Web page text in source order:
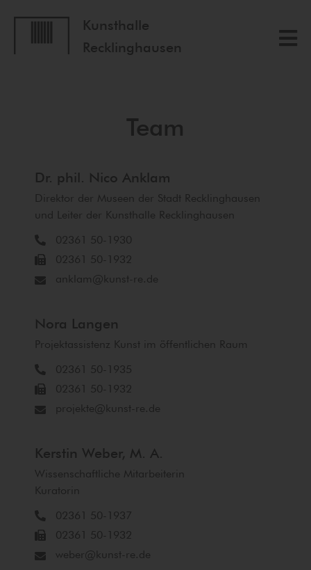
Kunsthalle
Recklinghausen
Team
Dr. phil. Nico Anklam
Direktor der Museen der Stadt Recklinghausen
und Leiter der Kunsthalle Recklinghausen
02361 50-1930
02361 50-1932
anklam@kunst-re.de
Nora Langen
Projektassistenz Kunst im öffentlichen Raum
02361 50-1935
02361 50-1932
projekte@kunst-re.de
Kerstin Weber, M. A.
Wissenschaftliche Mitarbeiterin
Kuratorin
02361 50-1937
02361 50-1932
weber@kunst-re.de